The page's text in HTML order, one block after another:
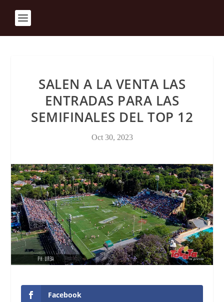
SALEN A LA VENTA LAS
ENTRADAS PARA LAS
SEMIFINALES DEL TOP 12
Oct 30, 2023
Facebook